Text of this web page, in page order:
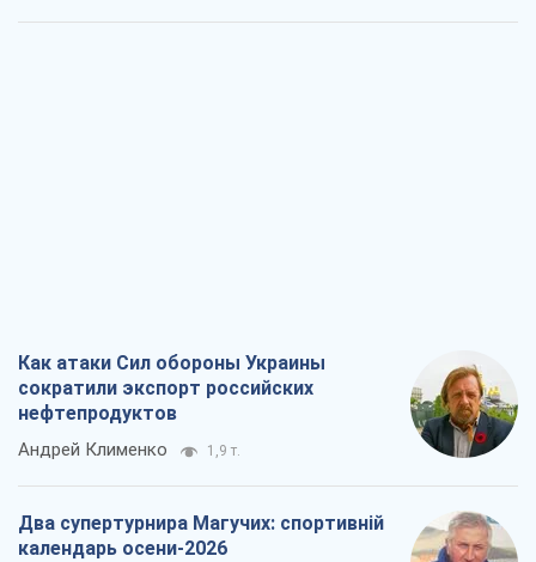
Как атаки Сил обороны Украины
сократили экспорт российских
нефтепродуктов
Андрей Клименко 1,9 т.
Два супертурнира Магучих: спортивній
календарь осени-2026